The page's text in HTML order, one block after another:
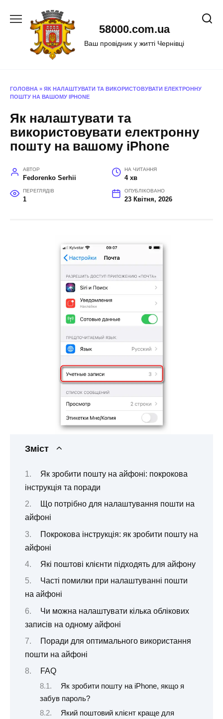
58000.com.ua
Ваш провідник у житті Чернівці
ГОЛОВНА » ЯК НАЛАШТУВАТИ ТА ВИКОРИСТОВУВАТИ ЕЛЕКТРОННУ
ПОШТУ НА ВАШОМУ IPHONE
Як налаштувати та
використовувати електронну
пошту на вашому iPhone
АВТОР
Fedorenko Serhii
НА ЧИТАННЯ
4 хв
ПЕРЕГЛЯДІВ
1
ОПУБЛІКОВАНО
23 Квітня, 2026
Зміст
Як зробити пошту на айфоні: покрокова
інструкція та поради
Що потрібно для налаштування пошти на
айфоні
Покрокова інструкція: як зробити пошту на
айфоні
Які поштові клієнти підходять для айфону
Часті помилки при налаштуванні пошти
на айфоні
Чи можна налаштувати кілька облікових
записів на одному айфоні
Поради для оптимального використання
пошти на айфоні
FAQ
Як зробити пошту на iPhone, якщо я
забув пароль?
Який поштовий клієнт краще для